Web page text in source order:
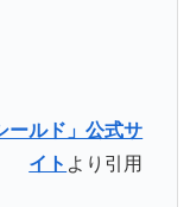
ールド」公式サ
イト より引用